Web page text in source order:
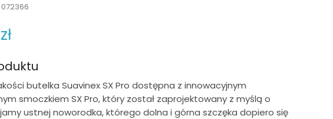
072366
butelka Suavinex SX Pro dostępna z innowacyjnym
smoczkiem SX Pro, który został zaprojektowany z myślą o
ustnej noworodka, którego dolna i górna szczęka dopiero się